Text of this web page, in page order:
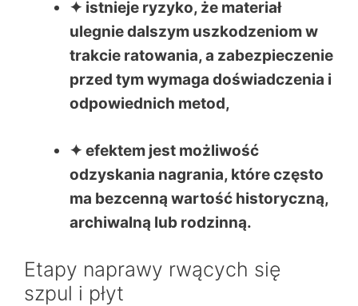
✦ istnieje ryzyko, że materiał
ulegnie dalszym uszkodzeniom w
trakcie ratowania, a zabezpieczenie
przed tym wymaga doświadczenia i
odpowiednich metod,
✦ efektem jest możliwość
odzyskania nagrania, które często
ma bezcenną wartość historyczną,
archiwalną lub rodzinną.
Etapy naprawy rwących się
szpul i płyt